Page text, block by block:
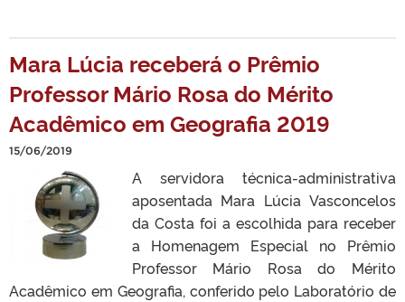
Mara Lúcia receberá o Prêmio
Professor Mário Rosa do Mérito
Acadêmico em Geografia 2019
15/06/2019
A servidora técnica-administrativa
aposentada Mara Lúcia Vasconcelos
da Costa foi a escolhida para receber
a Homenagem Especial no Prêmio
Professor Mário Rosa do Mérito
Acadêmico em Geografia, conferido pelo Laboratório de